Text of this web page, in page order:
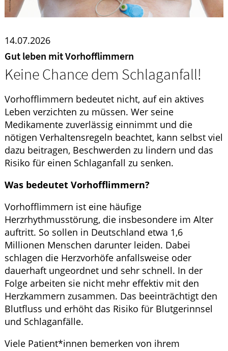
14.07.2026
Gut leben mit Vorhofflimmern
Keine Chance dem Schlaganfall!
Vorhofflimmern bedeutet nicht, auf ein aktives
Leben verzichten zu müssen. Wer seine
Medikamente zuverlässig einnimmt und die
nötigen Verhaltensregeln beachtet, kann selbst viel
dazu beitragen, Beschwerden zu lindern und das
Risiko für einen Schlaganfall zu senken.
Was bedeutet Vorhofflimmern?
Vorhofflimmern ist eine häufige
Herzrhythmusstörung, die insbesondere im Alter
auftritt. So sollen in Deutschland etwa 1,6
Millionen Menschen darunter leiden. Dabei
schlagen die Herzvorhöfe anfallsweise oder
dauerhaft ungeordnet und sehr schnell. In der
Folge arbeiten sie nicht mehr effektiv mit den
Herzkammern zusammen. Das beeinträchtigt den
Blutfluss und erhöht das Risiko für Blutgerinnsel
und Schlaganfälle.
Viele Patient*innen bemerken von ihrem